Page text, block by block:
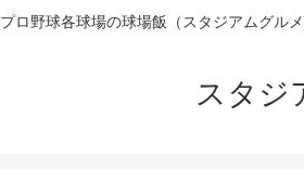
プロ野球各球場の球場飯（スタジアムグル
スタジ